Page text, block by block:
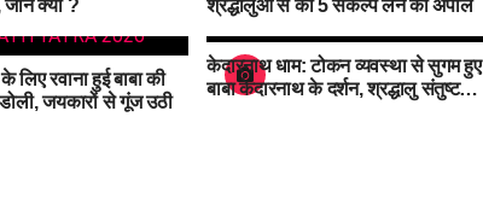
जानें क्यों ?
श्रद्धालुओं से की 5 संकल्प लेने की अपील
लिए रवाना हुई बाबा की
जयकारों से गूंज उठी
केदारनाथ धाम: टोकन व्यवस्था से सुगम हुए
बाबा केदारनाथ के दर्शन, श्रद्धालु संतुष्ट…